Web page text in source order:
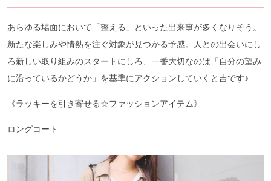
あらゆる場面において「整える」といった出来事が多くなりそう。
新たな楽しみや情熱を注ぐ対象が見つかる予感。人との出会いにし
ろ新しい取り組みのスタートにしろ、一番大切なのは「自分の望み
に沿っているかどうか」を基準にアクションしていくと吉です♪
《ラッキーを引き寄せる☆ファッションアイテム》
ロングコート